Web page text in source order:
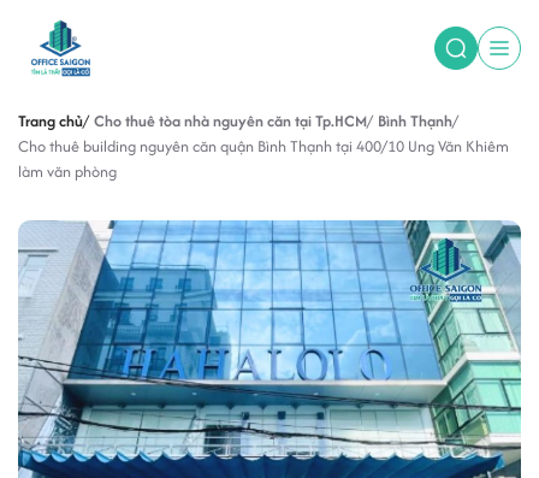
Trang chủ Cho thuê tòa nhà nguyên căn tại Tp.HCM Bình Thạnh
Cho thuê building nguyên căn quận Bình Thạnh tại 400/10 Ung Văn Khiêm
làm văn phòng